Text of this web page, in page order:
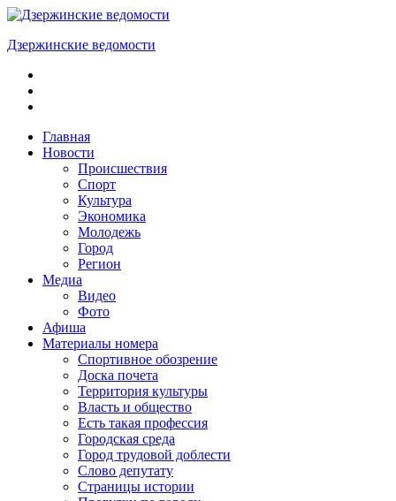
Skip
content
Дзержинские ведомости
ОБЩЕСТВЕННО-
ПОЛИТИЧЕСКАЯ
ГАЗЕТАГлавная
Новости
Происшествия
Спорт
Культура
Экономика
Молодежь
Город
Регион
Медиа
Видео
Фото
Афиша
Материалы номера
Спортивное обозрение
Доска почета
Территория культуры
Власть и общество
Есть такая профессия
Городская среда
Город трудовой доблести
Слово депутату
Страницы истории